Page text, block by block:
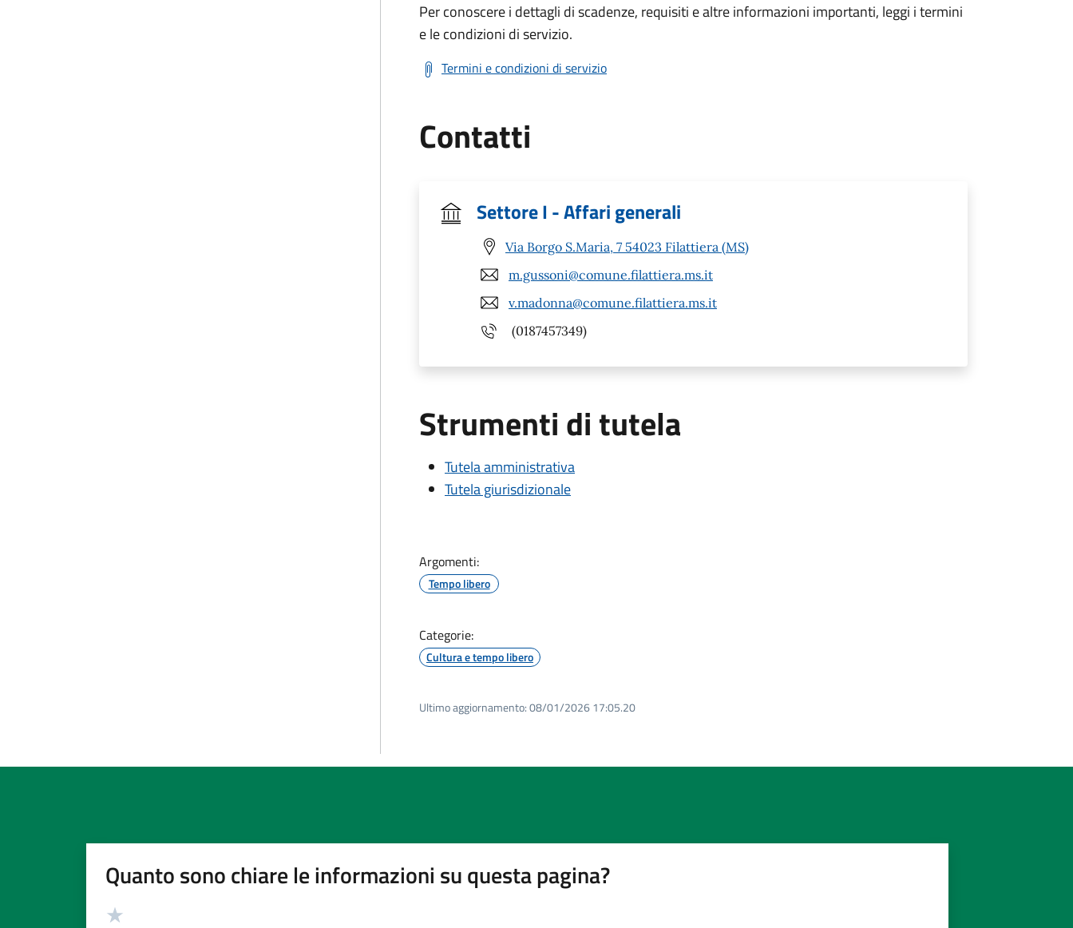
Per conoscere i dettagli di scadenze, requisiti e altre informazioni importanti, leggi i termini
e le condizioni di servizio.
Termini e condizioni di servizio
Contatti
Settore I - Affari generali
Via Borgo S.Maria, 7 54023 Filattiera (MS)
m.gussoni@comune.filattiera.ms.it
v.madonna@comune.filattiera.ms.it
(0187457349)
Strumenti di tutela
Tutela amministrativa
Tutela giurisdizionale
Argomenti:
Tempo libero
Categorie:
Cultura e tempo libero
Ultimo aggiornamento:08/01/2026 17:05.20
Quanto sono chiare le informazioni su questa pagina?
Valutazione